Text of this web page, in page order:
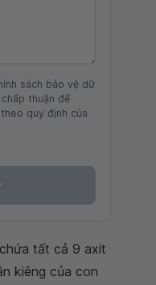
sách bảo vệ dữ
thuận để
quy định của
tất cả 9 axit
kiêng của con